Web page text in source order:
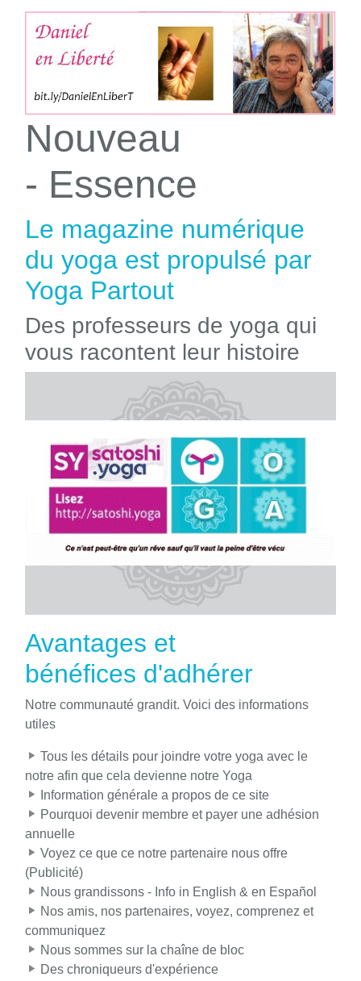
Nouveau
- Essence
Le magazine numérique
du yoga est propulsé par
Yoga Partout
Des professeurs de yoga qui
vous racontent leur histoire
Avantages et
bénéfices d'adhérer
Notre communauté grandit. Voici des informations
utiles
Tous les détails pour joindre votre yoga avec le
notre afin que cela devienne notre Yoga
Information générale a propos de ce site
Pourquoi devenir membre et payer une adhésion
annuelle
Voyez ce que ce notre partenaire nous offre
(Publicité)
Nous grandissons - Info in English & en Español
Nos amis, nos partenaires, voyez, comprenez et
communiquez
Nous sommes sur la chaîne de bloc
Des chroniqueurs d'expérience